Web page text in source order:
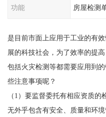
功能 房屋检测
是目前市面上应用于工业的有
展的科技社会，为了效率的提
包括火灾检测等都需要应用到
些注意事项呢？
（1）要监督委托有相应资质
无外乎包含有安全、质量和环